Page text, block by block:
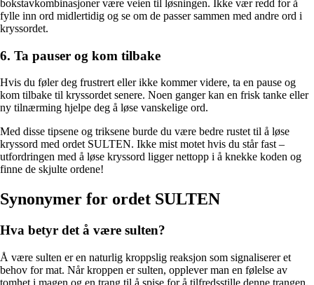
bokstavkombinasjoner være veien til løsningen. Ikke vær redd for å
fylle inn ord midlertidig og se om de passer sammen med andre ord i
kryssordet.
6. Ta pauser og kom tilbake
Hvis du føler deg frustrert eller ikke kommer videre, ta en pause og
kom tilbake til kryssordet senere. Noen ganger kan en frisk tanke eller
ny tilnærming hjelpe deg å løse vanskelige ord.
Med disse tipsene og triksene burde du være bedre rustet til å løse
kryssord med ordet SULTEN. Ikke mist motet hvis du står fast –
utfordringen med å løse kryssord ligger nettopp i å knekke koden og
finne de skjulte ordene!
Synonymer for ordet SULTEN
Hva betyr det å være sulten?
Å være sulten er en naturlig kroppslig reaksjon som signaliserer et
behov for mat. Når kroppen er sulten, opplever man en følelse av
tomhet i magen og en trang til å spise for å tilfredsstille denne trangen.